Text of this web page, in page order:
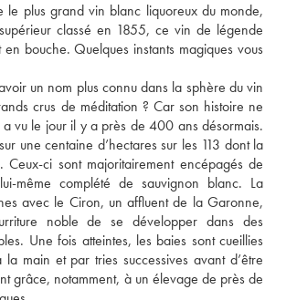
le plus grand vin blanc liquoreux du monde,
classé en 1855, ce vin de légende
en bouche. Quelques instants magiques vous
un nom plus connu dans la sphère du vin
crus de méditation ? Car son histoire ne
a vu le jour il y a près de 400 ans désormais.
une centaine d’hectares sur les 113 dont la
Ceux-ci sont majoritairement encépagés de
même complété de sauvignon blanc. La
avec le Ciron, un affluent de la Garonne,
noble de se développer dans des
Une fois atteintes, les baies sont cueillies
la main et par tries successives avant d’être
grâce, notamment, à un élevage de près de